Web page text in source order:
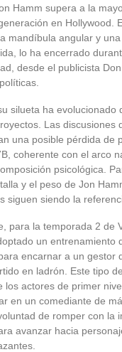
Hamm supera a la
en Hollywood.
mandíbula angular y
lo ha encerrado
desde el publicista
silueta ha evolucionado
Las discusiones
una posible pérdida de
coherente con el arco
psicológica.
y el peso de Jon
siguen siendo la
para la temporada 2 de
un entrenamiento
encarnar a un gestor
en ladrón. Este tipo
los actores de primer
en un comediante de
de romper con la
avanzar hacia